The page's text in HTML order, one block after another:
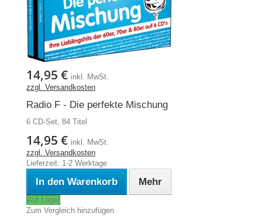
14,95 € inkl. MwSt.
zzgl. Versandkosten
Radio F - Die perfekte Mischung
6 CD-Set, 84 Titel
14,95 € inkl. MwSt.
zzgl. Versandkosten
Lieferzeit: 1-2 Werktage
In den Warenkorb Mehr
Auf Lager
Zum Vergleich hinzufügen